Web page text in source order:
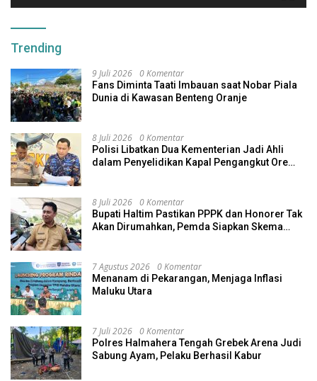
Trending
9 Juli 2026 0 Komentar
Fans Diminta Taati Imbauan saat Nobar Piala
Dunia di Kawasan Benteng Oranje
8 Juli 2026 0 Komentar
Polisi Libatkan Dua Kementerian Jadi Ahli
dalam Penyelidikan Kapal Pengangkut Ore
8 Juli 2026 0 Komentar
Bupati Haltim Pastikan PPPK dan Honorer Tak
Akan Dirumahkan, Pemda Siapkan Skema
7 Agustus 2026 0 Komentar
Menanam di Pekarangan, Menjaga Inflasi
Maluku Utara
7 Juli 2026 0 Komentar
Polres Halmahera Tengah Grebek Arena Judi
Sabung Ayam, Pelaku Berhasil Kabur